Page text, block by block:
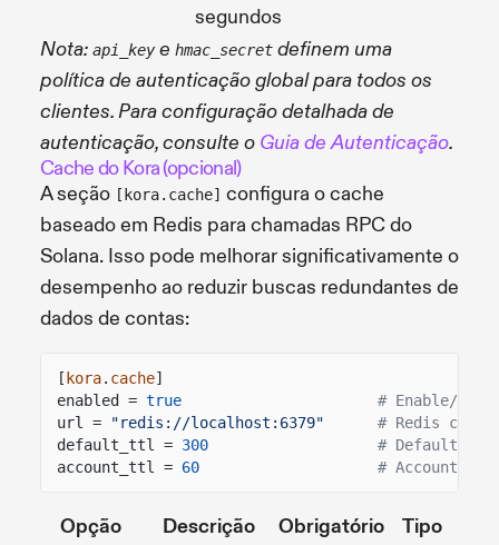
segundos
Nota: api_keye hmac_secret definem uma
política de autenticação global para todos os
clientes. Para configuração detalhada de
autenticação, consulte o Guia de Autenticação.
Cache do Kora (opcional)
A seção [kora.cache] configura o cache
baseado em Redis para chamadas RPC do
Solana. Isso pode melhorar significativamente o
desempenho ao reduzir buscas redundantes de
dados de contas:
[ kora. cache]
enabled = true
# Enable/
url =
"redis://localhost:6379"
# Redis
default_ttl = 300
# Default
account_ttl = 60 # Account
Opção Descrição Obrigatório Tipo